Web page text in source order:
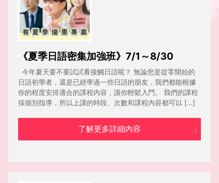
《夏季日語密集加強班》7/1～8/30
今年夏天要不要試試看接觸日語呢？ 無論您是從零開始的
日語初學者，還是已經學過一些日語的朋友，我們都能根據
你的程度安排適合的課程內容，讓你輕鬆入門。 我們的課程
採個別指導，所以上課的時段、次數和課程內容都可以 […]
了解更多詳細內容